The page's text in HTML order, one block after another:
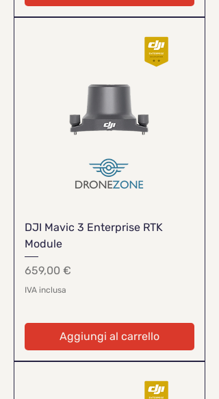
DJI Mavic 3 Enterprise RTK
Module
Prezzo
659,00 €
IVA inclusa
Aggiungi al carrello